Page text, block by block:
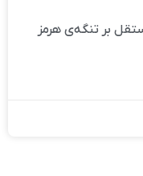
بر تنگه‌ی هرمز